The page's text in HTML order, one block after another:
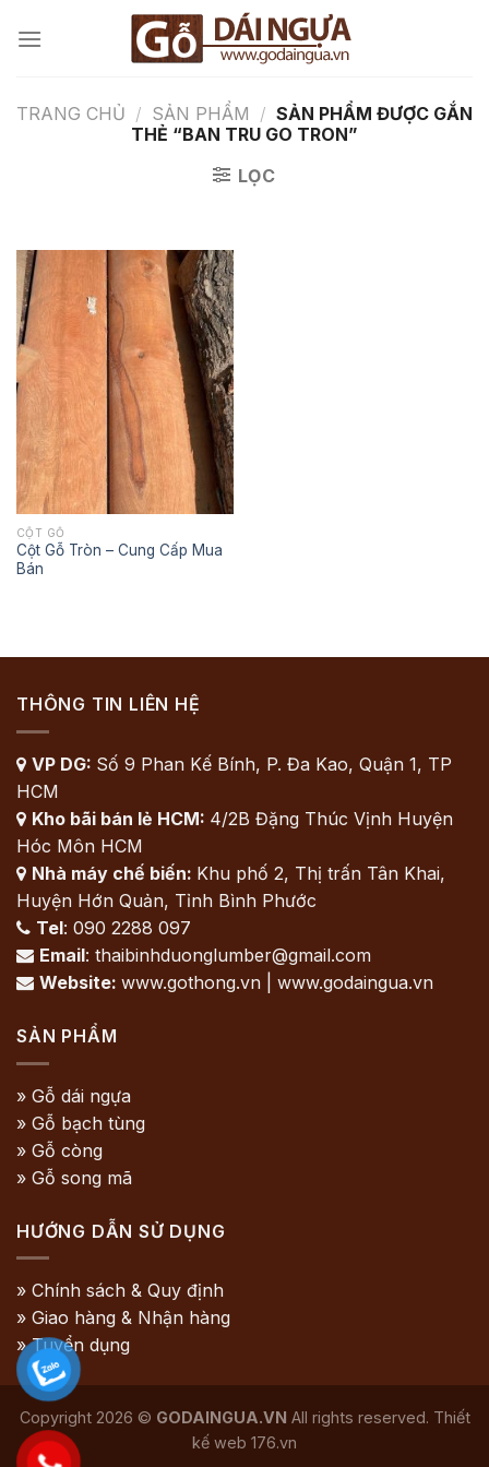
đến
TRANG CHỦ / SẢN PHẨM / SẢN PHẨM ĐƯỢC GẮN
THẺ “BAN TRU GO TRON”
LỌC
CỘT GỖ
Cột Gỗ Tròn – Cung Cấp Mua
Bán
THÔNG TIN LIÊN HỆ
 VP DG: Số 9 Phan Kế Bính, P. Đa Kao, Quận 1, TP
HCM
 Kho bãi bán lẻ HCM: 4/2B Đặng Thúc Vịnh Huyện
Hóc Môn HCM
 Nhà máy chế biến: Khu phố 2, Thị trấn Tân Khai,
Huyện Hớn Quản, Tỉnh Bình Phước
 Tel: 090 2288 097
 Email: thaibinhduonglumber@gmail.com
 Website: www.gothong.vn | www.godaingua.vn
SẢN PHẨM
» Gỗ dái ngựa
» Gỗ bạch tùng
» Gỗ còng
» Gỗ song mã
HƯỚNG DẪN SỬ DỤNG
» Chính sách & Quy định
» Giao hàng & Nhận hàng
» Tuyển dụng
Copyright 2026 © GODAINGUA.VN All rights reserved. Thiết
kế web 176.vn